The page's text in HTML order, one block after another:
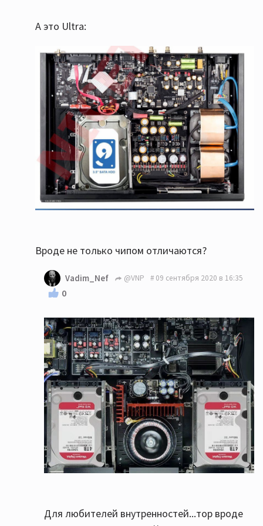
А это Ultra:
Вроде не только чипом отличаются?
Vadim_Nef @VNP 09 сентября 2020 в 16:35
0
Для любителей внутренностей...тор вроде